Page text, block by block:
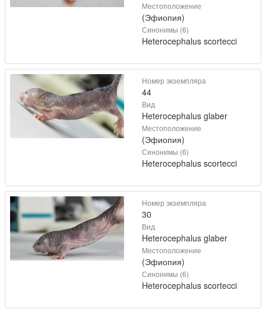
Местоположение
(Эфиопия)
Синонимы (6)
Heterocephalus scortecci
Номер экземпляра
44
Вид
Heterocephalus glaber
Местоположение
(Эфиопия)
Синонимы (6)
Heterocephalus scortecci
Номер экземпляра
30
Вид
Heterocephalus glaber
Местоположение
(Эфиопия)
Синонимы (6)
Heterocephalus scortecci